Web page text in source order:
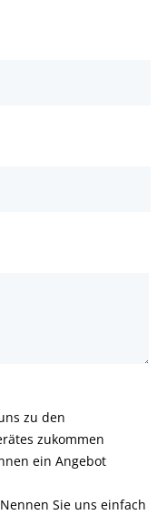
zu den
zukommen
ein Angebot
Sie uns einfach